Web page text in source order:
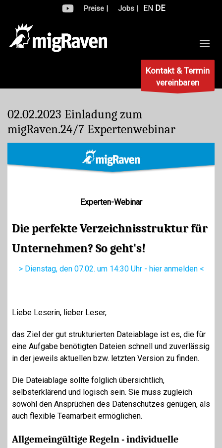
Preise | Jobs | EN DE
Kontakt & Termin
vereinbaren
02.02.2023 Einladung zum
migRaven.24/7 Expertenwebinar
Experten-Webinar
Die perfekte Verzeichnisstruktur für
Unternehmen? So geht's!
> Dienstag, den 07.02. um 14:30 Uhr - hier anmelden <
Liebe Leserin, lieber Leser,
das Ziel der gut strukturierten Dateiablage ist es, die für
eine Aufgabe benötigten Dateien schnell und zuverlässig
in der jeweils aktuellen bzw. letzten Version zu finden.
Die Dateiablage sollte folglich übersichtlich,
selbsterklärend und logisch sein. Sie muss zugleich
sowohl den Ansprüchen des Datenschutzes genügen, als
auch flexible Teamarbeit ermöglichen.
Allgemeingültige Regeln - individuelle